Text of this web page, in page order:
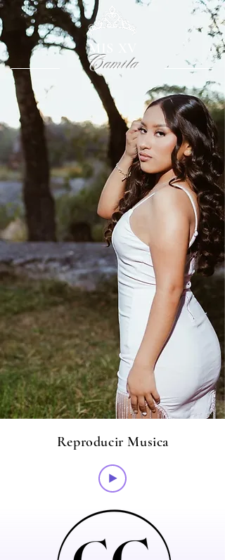
Camila
MIS XV
Reproducir Musica